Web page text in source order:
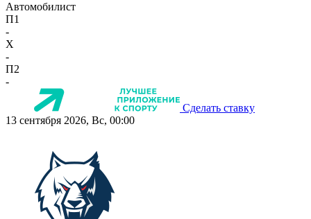
Автомобилист
П1
-
X
-
П2
-
Сделать ставку
13 сентября 2026, Вс, 00:00